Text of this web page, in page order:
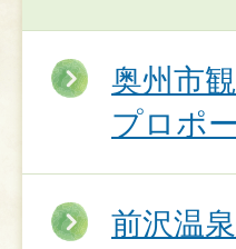
奥州市
プロポ
前沢温